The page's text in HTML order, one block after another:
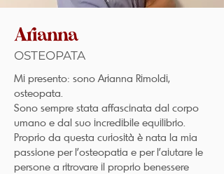
Arianna
OSTEOPATA
Mi presento: sono Arianna Rimoldi,
osteopata.
Sono sempre stata affascinata dal corpo
umano e dal suo incredibile equilibrio.
Proprio da questa curiosità è nata la mia
passione per l’osteopatia e per l’aiutare le
persone a ritrovare il proprio benessere